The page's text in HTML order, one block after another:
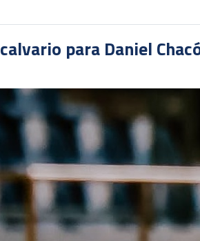
para Daniel